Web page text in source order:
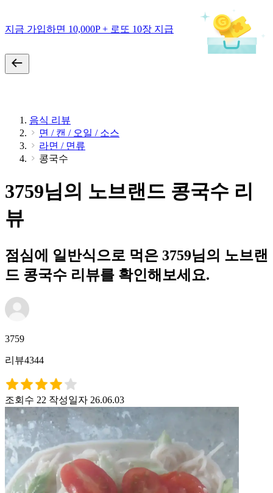
지금 가입하면 10,000P + 로또 10장 지급
음식 리뷰
면 / 캔 / 오일 / 소스
라면 / 면류
콩국수
3759님의 노브랜드 콩국수 리
뷰
점심에 일반식으로 먹은 3759님의 노브랜
드 콩국수 리뷰를 확인해보세요.
3759
리뷰4344
조회수 22 작성일자 26.06.03